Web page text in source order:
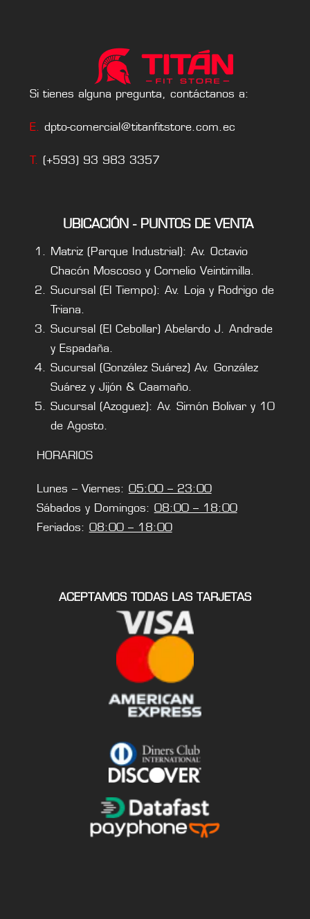
Si tienes alguna pregunta, contáctanos a:
E. dpto-comercial@titanfitstore.com.ec
T. (+593) 93 983 3357
UBICACIÓN - PUNTOS DE VENTA
Matriz (Parque Industrial): Av. Octavio
Chacón Moscoso y Cornelio Veintimilla.
Sucursal (El Tiempo): Av. Loja y Rodrigo de
Triana.
Sucursal (El Cebollar) Abelardo J. Andrade
y Espadaña.
Sucursal (González Suárez) Av. González
Suárez y Jijón & Caamaño.
Sucursal (Azoguez): Av. Simón Bolivar y 10
de Agosto.
HORARIOS
Lunes – Viernes: 05:00 – 23:00
Sábados y Domingos: 08:00 – 18:00
Feriados: 08:00 – 18:00
ACEPTAMOS TODAS LAS TARJETAS